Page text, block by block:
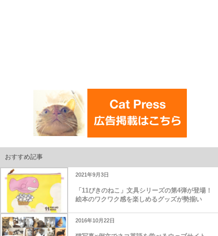
おすすめ記事
2021年9月3日
「11ぴきのねこ」文具シリーズの第4弾が登場！
絵本のワクワク感を楽しめるグッズが勢揃い
2016年10月22日